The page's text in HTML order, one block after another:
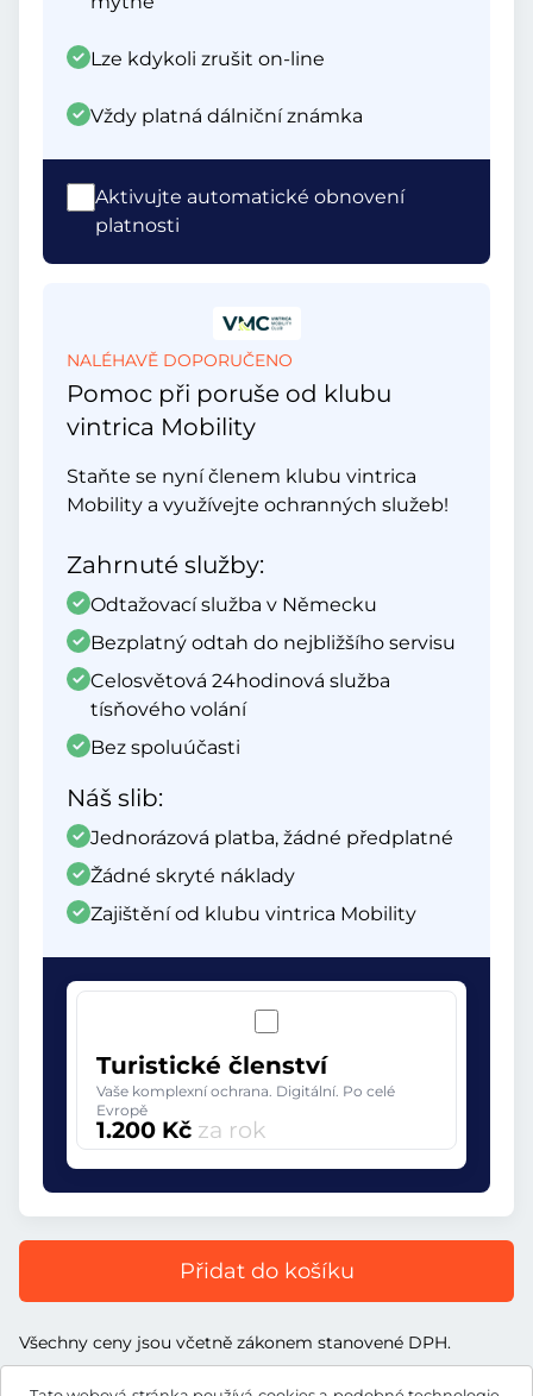
Lze kdykoli zrušit on-line
Vždy platná dálniční známka
Aktivujte automatické obnovení
platnosti
NALÉHAVĚ DOPORUČENO
Pomoc při poruše od klubu
vintrica Mobility
Staňte se nyní členem klubu vintrica
Mobility a využívejte ochranných služeb!
Zahrnuté služby:
Odtažovací služba v Německu
Bezplatný odtah do nejbližšího servisu
Celosvětová 24hodinová služba
tísňového volání
Bez spoluúčasti
Náš slib:
Jednorázová platba, žádné předplatné
Žádné skryté náklady
Zajištění od klubu vintrica Mobility
Turistické členství
Vaše komplexní ochrana. Digitální. Po celé
Evropě
1.200 Kč za rok
Přidat do košíku
Všechny ceny jsou včetně zákonem stanovené DPH.